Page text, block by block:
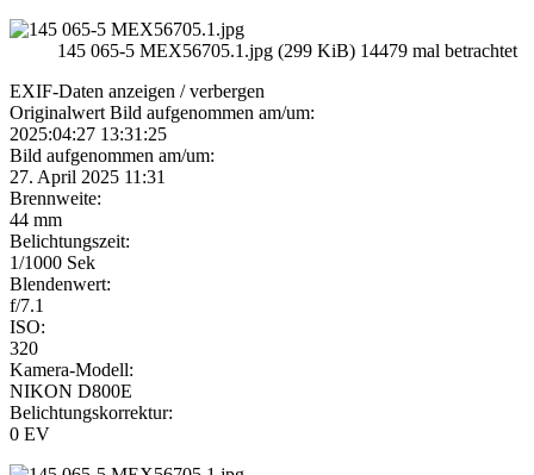
145 065-5 MEX56705.1.jpg (299 KiB) 14479 mal betrachtet
EXIF-Daten anzeigen / verbergen
Originalwert Bild aufgenommen am/um:
2025:04:27 13:31:25
Bild aufgenommen am/um:
27. April 2025 11:31
Brennweite:
44 mm
Belichtungszeit:
1/1000 Sek
Blendenwert:
f/7.1
ISO:
320
Kamera-Modell:
NIKON D800E
Belichtungskorrektur:
0 EV